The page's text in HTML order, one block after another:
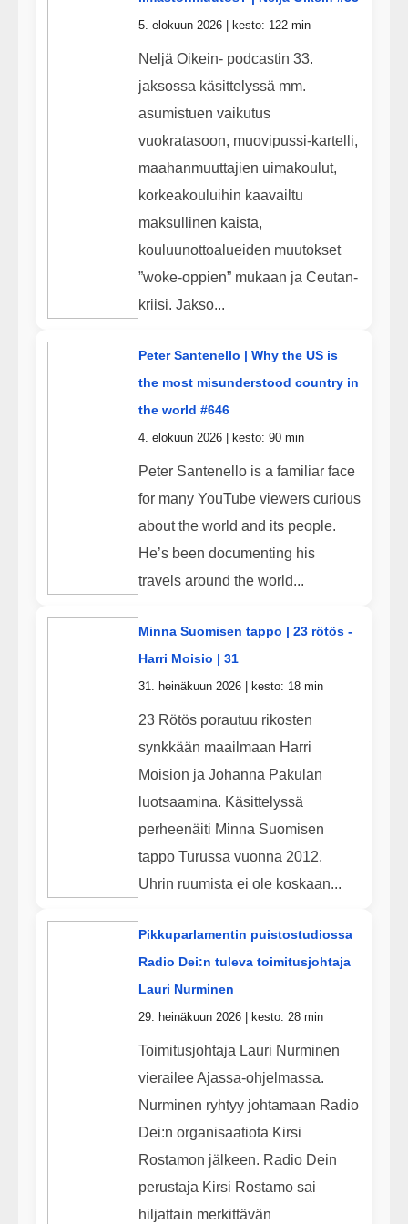
5. elokuun 2026 | kesto: 122 min
Neljä Oikein- podcastin 33.
jaksossa käsittelyssä mm.
asumistuen vaikutus
vuokratasoon, muovipussi-kartelli,
maahanmuuttajien uimakoulut,
korkeakouluihin kaavailtu
maksullinen kaista,
kouluunottoalueiden muutokset
”woke-oppien” mukaan ja Ceutan-
kriisi. Jakso...
Peter Santenello | Why the US is
the most misunderstood country in
the world #646
4. elokuun 2026 | kesto: 90 min
Peter Santenello is a familiar face
for many YouTube viewers curious
about the world and its people.
He’s been documenting his
travels around the world...
Minna Suomisen tappo | 23 rötös -
Harri Moisio | 31
31. heinäkuun 2026 | kesto: 18 min
23 Rötös porautuu rikosten
synkkään maailmaan Harri
Moision ja Johanna Pakulan
luotsaamina. Käsittelyssä
perheenäiti Minna Suomisen
tappo Turussa vuonna 2012.
Uhrin ruumista ei ole koskaan...
Pikkuparlamentin puistostudiossa
Radio Dei:n tuleva toimitusjohtaja
Lauri Nurminen
29. heinäkuun 2026 | kesto: 28 min
Toimitusjohtaja Lauri Nurminen
vierailee Ajassa-ohjelmassa.
Nurminen ryhtyy johtamaan Radio
Dei:n organisaatiota Kirsi
Rostamon jälkeen. Radio Dein
perustaja Kirsi Rostamo sai
hiljattain merkittävän